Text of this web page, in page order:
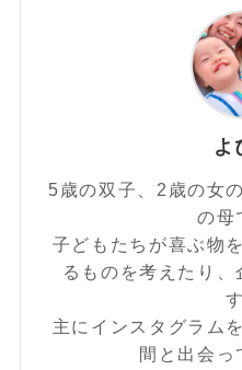
よ
5歳の双子、2歳の女
の母
子どもたちが喜ぶ物
るものを考えたり
主にインスタグラム
間と出会っ